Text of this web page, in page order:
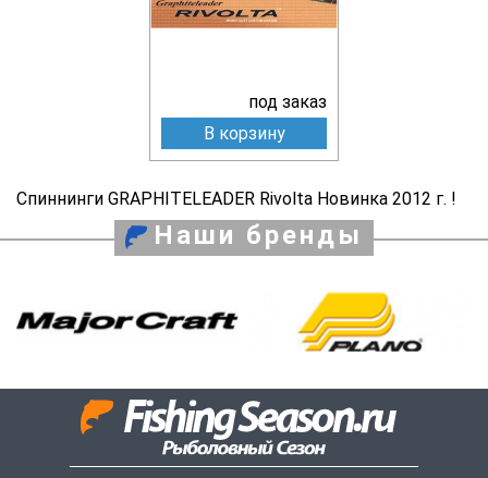
под заказ
В корзину
Спиннинги GRAPHITELEADER Rivolta Новинка 2012 г. !
Наши бренды